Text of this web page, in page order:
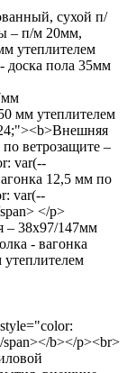
сухой п/
– п/м 20мм,
утеплителем
доска пола 35мм
мм утеплителем
ветрозащите –
var(--
12,5 мм по
var(--
</p>
– 38х97/147мм
- вагонка
b></p><br>